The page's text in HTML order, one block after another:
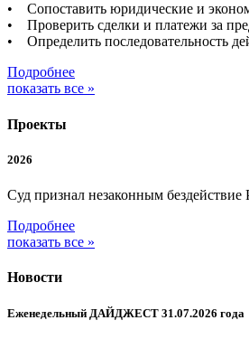
• Сопоставить юридические и
• Проверить сделки и платежи за
• Определить последовательность
Подробнее
показать все »
Проекты
2026
Суд признал незаконным
Подробнее
показать все »
Новости
Еженедельный ДАЙДЖЕСТ 31.07.2026 года